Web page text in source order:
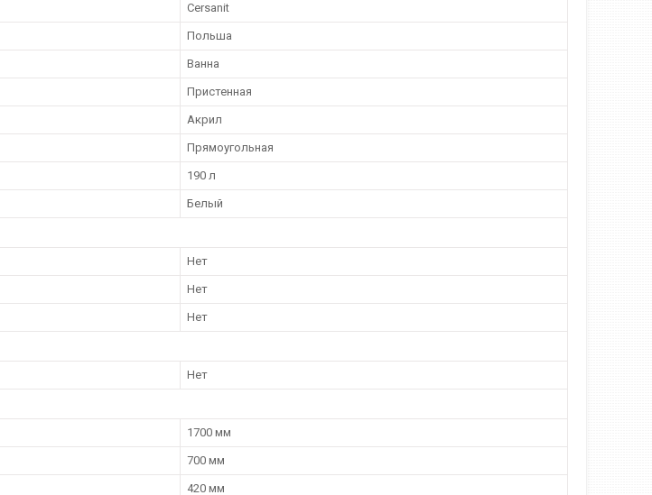
Cersanit
Польша
Ванна
Пристенная
Акрил
Прямоугольная
190 л
Белый
Нет
Нет
Нет
Нет
1700 мм
700 мм
420 мм